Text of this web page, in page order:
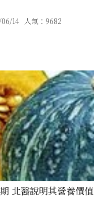
14 人氣：9682
北醫說明其營養價值